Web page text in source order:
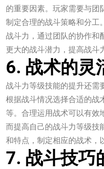
的重要因素。玩家需要与团
制定合理的战斗策略和分工
战斗力，通过团队的协作和
更大的战斗潜力，提高战斗
6. 战术的灵
战斗力等级技能的提升还需
根据战斗情况选择合适的战
等。合理运用战术可以有效
而提高自己的战斗力等级技
和特点，制定相应的战术，
7. 战斗技巧